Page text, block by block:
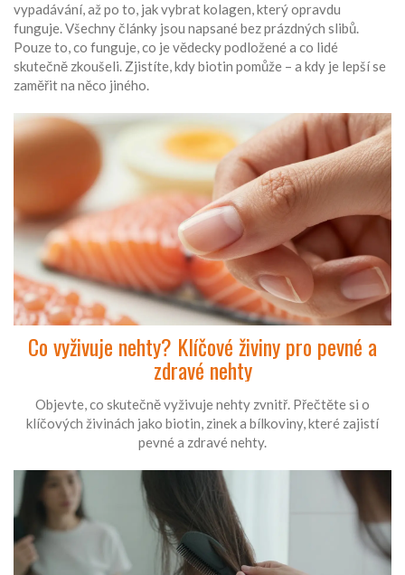
vypadávání, až po to, jak vybrat kolagen, který opravdu
funguje. Všechny články jsou napsané bez prázdných slibů.
Pouze to, co funguje, co je vědecky podložené a co lidé
skutečně zkoušeli. Zjistíte, kdy biotin pomůže – a kdy je lepší se
zaměřit na něco jiného.
Co vyživuje nehty? Klíčové živiny pro pevné a
zdravé nehty
Objevte, co skutečně vyživuje nehty zvnitř. Přečtěte si o
klíčových živinách jako biotin, zinek a bílkoviny, které zajistí
pevné a zdravé nehty.